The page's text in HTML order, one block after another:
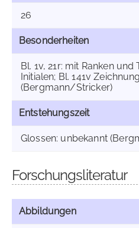
26
Besonderheiten
Bl. 1v, 21r: mit Ranken
Initialen; Bl. 141v
(Bergmann/Stricker)
Entstehungszeit
Glossen: unbekannt
Forschungsliteratur
Abbildungen